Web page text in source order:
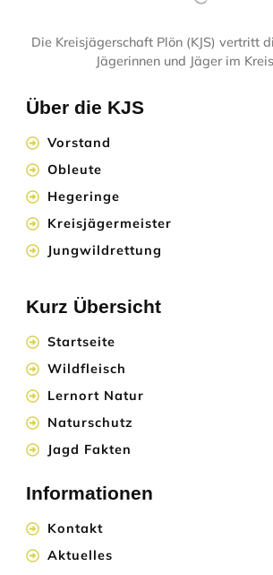
Die Kreisjägerschaft Plön (KJS) vertritt
Jägerinnen und Jäger im
Über die KJS
Vorstand
Obleute
Hegeringe
Kreisjägermeister
Jungwildrettung
Kurz Übersicht
Startseite
Wildfleisch
Lernort Natur
Naturschutz
Jagd Fakten
Informationen
Kontakt
Aktuelles